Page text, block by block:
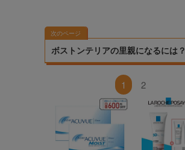
次のページ
ボストンテリアの里親になるには？
1 2